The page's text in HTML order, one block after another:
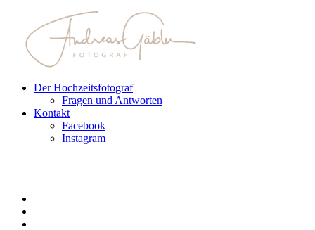
Der Hochzeitsfotograf
Fragen und Antworten
Kontakt
Facebook
Instagram